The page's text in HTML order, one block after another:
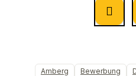
Amberg Bewerbung